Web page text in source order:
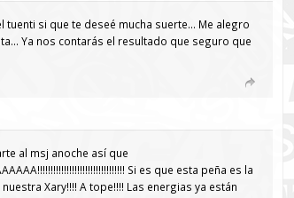
si que te deseé mucha suerte… Me alegro
Ya nos contarás el resultado que seguro que
al msj anoche así que
Si es que esta peña es la
Xary!!!! A tope!!!! Las energias ya están